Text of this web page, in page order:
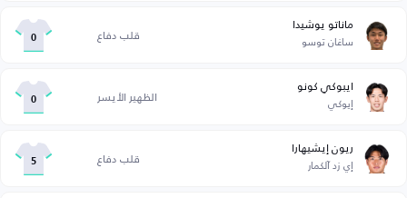
ماناتو يوشيدا
ساغان توسو قلب دفاع 0
ايبوكي كونو
إيوكي الظهير الأيسر 0
ريون إيشيهارا
إي زد آلكمار قلب دفاع 5